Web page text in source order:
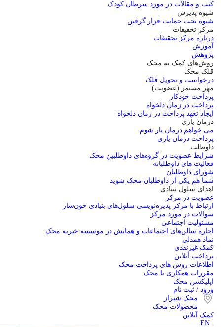
کتب و مقالات در مورد سرطان کودک
شیوه پذیرش
شیوه تحت حمایت قرار گرفتن
مرکز تحقیقات
درباره مرکز تحقیقات
آموزش
پژوهش
روش‌های کمک به محک
قلک محک
درخواست و تحویل قلک
مهر مستمر (عضویت)
پرداخت خودکار
پرداخت در زمان دلخواه
ایجاد تعهد پرداخت در زمان دلخواه
درمان یاری
می خواهم درمان یار شوم
پرداخت درمان یاری
داوطلب
شرایط عضویت در گروه‌های داوطلبین محک
فعالیت های داوطلبانه
شورای داوطلبان
شما هم یکی از داوطلبان محک شوید
اهدای سلول بنیادی
عضویت در مرکز
ارتباط با مرکز پذیره‌نویسی سلول‌های بنیادی خون‌ساز
سوالات در مورد مرکز
مسئولیت اجتماعی
اجاره سالن‌های اجتماعات و همایش در موسسه خیریه محک
نماد همدلی
کمک غیرنقدی
پرداخت آنلاین
اطلاعات روش های پرداخت محک
مقررات همکاری با محک
اپلیکشن محک
ورود / ثبت نام
محک شیراز
محصولات محک
کمک آنلاین
EN